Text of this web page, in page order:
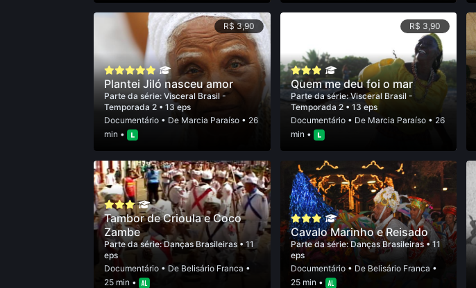
R$ 3,90
Plantei Jiló nasceu amor
Parte da série: Visceral Brasil -
Temporada 2 • 13 eps
Documentário• De Marcia Paraí­so• 26
min •
R$ 3,90
Quem me deu foi o mar
Parte da série:Visceral Brasil -
Temporada 2 • 13 eps
Documentário• De Marcia Paraí­so• 26
min •
Tambor de Crioula e Coco
Zambe
Parte da série:Danças Brasileiras • 11
eps
Documentário• De Belisário Franca •
25 min •
Cavalo Marinho e Reisado
Parte da série:Danças Brasileiras• 11
eps
Documentário• De Belisário Franca •
25 min •